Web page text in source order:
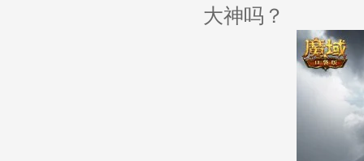
大神吗？